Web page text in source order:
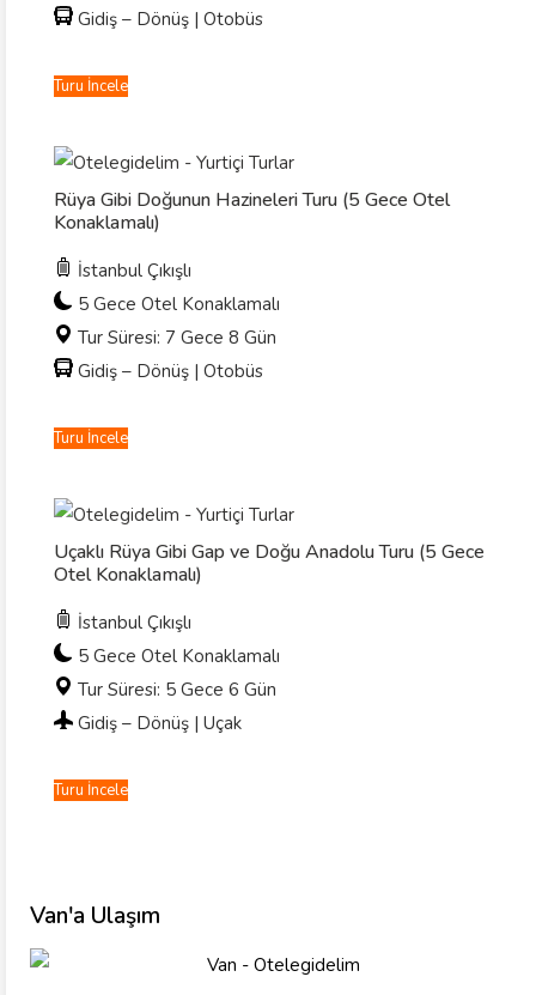
Gidiş – Dönüş | Otobüs
Turu İncele
Rüya Gibi Doğunun Hazineleri Turu (5 Gece Otel
Konaklamalı)
İstanbul Çıkışlı
5 Gece Otel Konaklamalı
Tur Süresi: 7 Gece 8 Gün
Gidiş – Dönüş | Otobüs
Turu İncele
Uçaklı Rüya Gibi Gap ve Doğu Anadolu Turu (5 Gece
Otel Konaklamalı)
İstanbul Çıkışlı
5 Gece Otel Konaklamalı
Tur Süresi: 5 Gece 6 Gün
Gidiş – Dönüş | Uçak
Turu İncele
Van'a Ulaşım